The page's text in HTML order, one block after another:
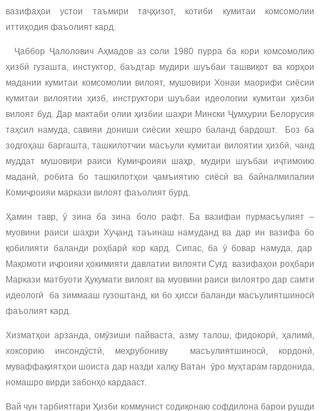
вазифаҳои устои таъмири таҷҳизот, котиби кумитаи комсомолии
иттиҳодия фаъолият кард.
Ҷаббор Ҷалолович Аҳмадов аз соли 1980 пурра ба кори комсомолию
ҳизбӣ гузашта, инстуктор, баъдтар мудири шуъбаи ташвиқот ва корҳои
мадании кумитаи комсомолии вилоят, мушовири Хонаи маорифи сиёсии
кумитаи вилоятии ҳизб, инструктори шуъбаи идеологии кумитаи ҳизби
вилоят буд. Дар мактаби олии ҳизбии шаҳри Мински Ҷумҳурии Белорусия
таҳсил намуда, савияи дониши сиёсии хешро баланд бардошт. Боз ба
зодгоҳаш баргашта, ташкилотчии масъули кумитаи вилоятии ҳизбӣ, чанд
муддат мушовири раиси Кумиҷроияи шаҳр, мудири шуъбаи иҷтимоию
маданӣ, робита бо ташкилотҳои ҷамъиятию сиёсӣ ва байналмилалии
Комиҷроияи маркази вилоят фаъолият бурд.
Ҳамин тавр, ӯ зина ба зина боло рафт. Ба вазифаи пурмасъулият –
муовини раиси шаҳри Хуҷанд таъинаш намуданд ва дар ин вазифа бо
қобилияти баланди роҳбарӣ кор кард. Сипас, ба ӯ бовар намуда, дар
Мақомоти иҷроияи ҳокимияти давлатии вилояти Суғд вазифаҳои роҳбари
Маркази матбуоти Ҳукумати вилоят ва муовини раиси вилоятро дар самти
идеологӣ ба зиммааш гузоштанд, ки бо ҳисси баланди масъулиятшиносӣ
фаъолият кард.
Хизматҳои арзанда, омӯзиши пайваста, азму талош, фидокорӣ, ҳалимӣ,
хоксорию инсондӯстӣ, меҳрубониву масъулиятшиносӣ, кордонӣ,
муваффақиятҳои шоиста дар назди халқу Ватан ӯро муҳтарам гардонида,
номашро вирди забонҳо кардааст.
Вай чун тарбиятгари Ҳизби коммунист содиқонаю софдилона барои рушди